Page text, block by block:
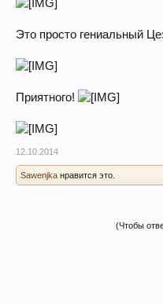
Это просто гениальный
Приятного!
12.10.2014
Sawenjka нравится это.
(Чтобы